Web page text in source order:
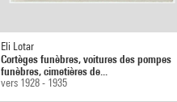
Eli Lotar
Cortèges funèbres, voitures des pompes
funèbres, cimetières de...
vers 1928 - 1935